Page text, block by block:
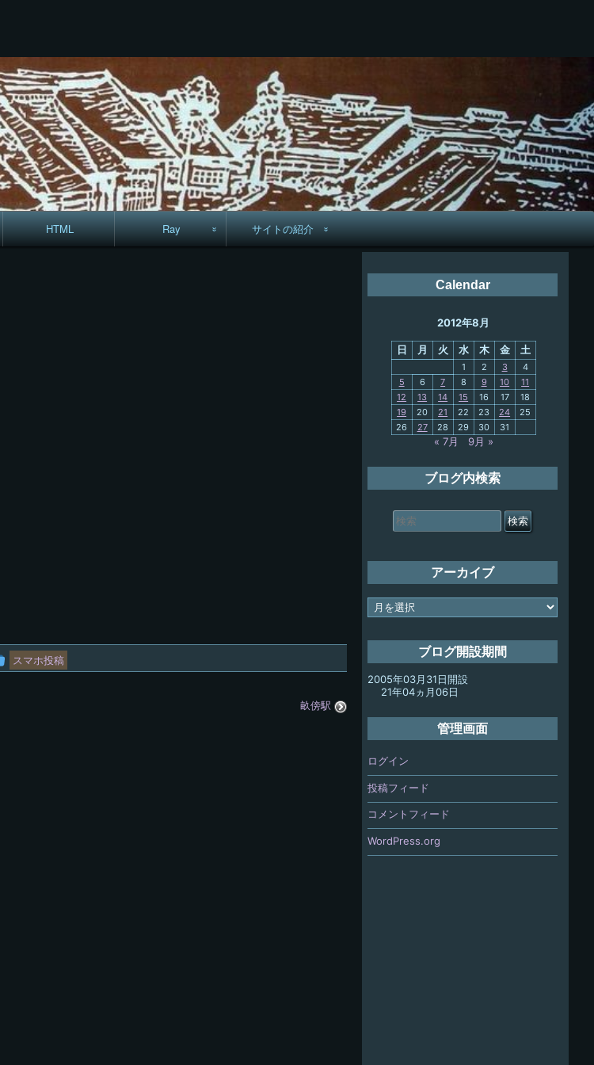
ン
ツ
へ
ス
キ
ッ
プ
HTML Ray サイトの紹介
投スマホ投稿
畝傍駅
Calendar
2012年8月
日 月 火 水 木 金 土
1 2 3
4
5
6 7 8 9 10
11
12
13 14 15 16 17
18
19
20 21 22 23 24
25
26
27 28 29 30 31
« 7月 9月 »
ブログ内検索
索
アーカイブ
ア
ー
ブログ開設期間
2005年03月31日開設
21年04ヵ月06日
管理画面
ログイン
投稿フィード
コメントフィード
WordPress.org